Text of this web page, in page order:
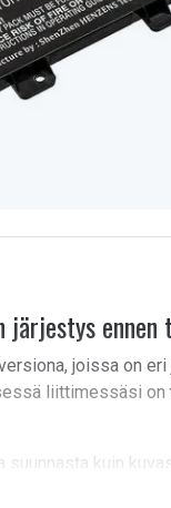
järjestys ennen
joissa on
liittimessäsi on
kuin